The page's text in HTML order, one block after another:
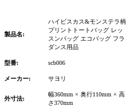
製品名:
ハイビスカス&モンステラ柄
プリントトートバッグ レッ
スンバッグ エコバッグ フラ
ダンス用品
型番: scb006
メーカー: サヨリ
外寸法:
幅360mm × 奥行110mm × 高
さ370mm